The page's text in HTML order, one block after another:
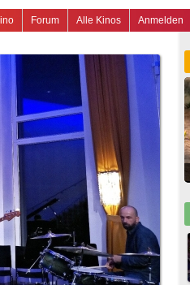
Anmelden
Alle Kinos
Forum